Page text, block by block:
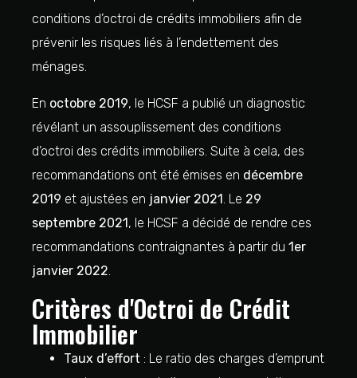
conditions d’octroi de crédits immobiliers afin de
prévenir les risques liés à l’endettement des
ménages.
En octobre 2019, le HCSF a publié un diagnostic
révélant un assouplissement des conditions
d’octroi des crédits immobiliers. Suite à cela, des
recommandations ont été émises en décembre
2019 et ajustées en janvier 2021 . Le 29
septembre 2021 , le HCSF a décidé de rendre ces
recommandations contraignantes à partir du 1er
janvier 2022.
Critères d'Octroi de Crédit
Immobilier
Taux d’effort : Le ratio des charges d’emprunt